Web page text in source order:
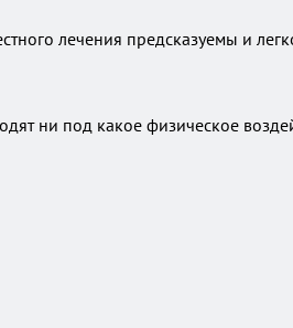
лечения предсказуемы и
ни под какое физическое